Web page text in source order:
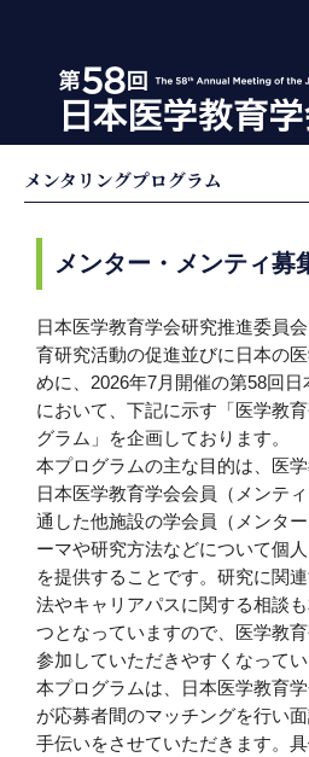
メンタリングプログラム
メンター・メンティ募
日本医学教育学会研究推進委員
育研究活動の促進並びに日本の
めに、2026年7月開催の第58回
において、下記に示す「医学教
グラム」を企画しております。
本プログラムの主な目的は、医
日本医学教育学会会員（メンテ
通した他施設の学会員（メンタ
ーマや研究方法などについて個
を提供することです。研究に関
法やキャリアパスに関する相談
つとなっていますので、医学教
参加していただきやすくなってい
本プログラムは、日本医学教育
が応募者間のマッチングを行い
手伝いをさせていただきます。